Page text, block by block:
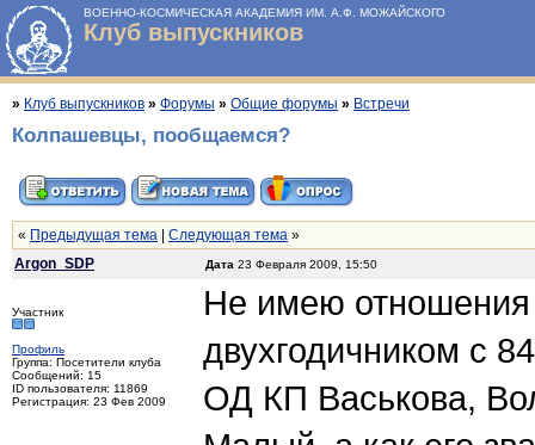
ВОЕННО-КОСМИЧЕСКАЯ АКАДЕМИЯ ИМ. А.Ф. МОЖАЙСКОГО
Клуб выпускников
» Клуб выпускников » Форумы » Общие форумы » Встречи
Колпашевцы, пообщаемся?
« Предыдущая тема Следующая тема »
Argon_SDP
Дата 23 Февраля 2009, 15:50
Участник
Профиль
Группа: Посетители клуба
Сообщений: 15
ID пользователя: 11869
Регистрация: 23 Фев 2009
Не имею
двухгодичником с
ОД КП Васькова,